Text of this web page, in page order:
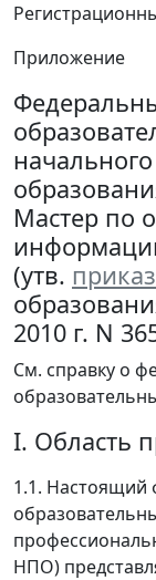
Приложение
Мастер по
(утв.
2010 г. N
См. справку о
I. Область
1.1. Настоящий
НПО)